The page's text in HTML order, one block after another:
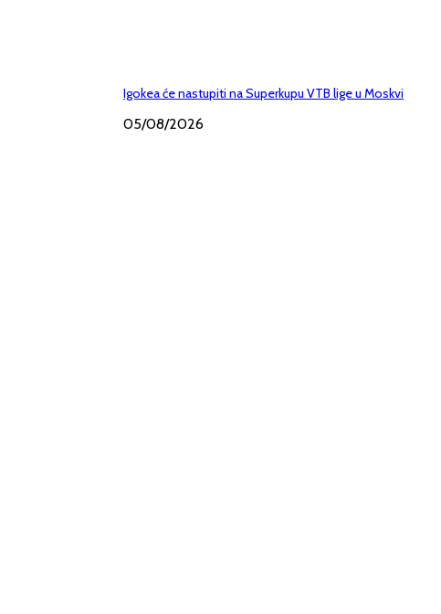
Igokea će nastupiti na Superkupu VTB lige u Moskvi
05/08/2026